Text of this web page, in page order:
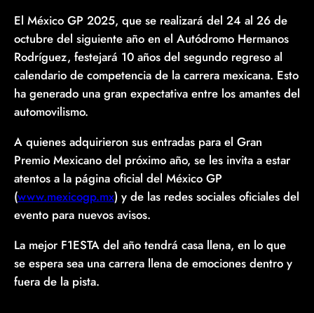
El México GP 2025, que se realizará del 24 al 26 de
octubre del siguiente año en el Autódromo Hermanos
Rodríguez, festejará 10 años del segundo regreso al
calendario de competencia de la carrera mexicana. Esto
ha generado una gran expectativa entre los amantes del
automovilismo.
A quienes adquirieron sus entradas para el Gran
Premio Mexicano del próximo año, se les invita a estar
atentos a la página oficial del México GP
(www.mexicogp.mx) y de las redes sociales oficiales del
evento para nuevos avisos.
La mejor F1ESTA del año tendrá casa llena, en lo que
se espera sea una carrera llena de emociones dentro y
fuera de la pista.